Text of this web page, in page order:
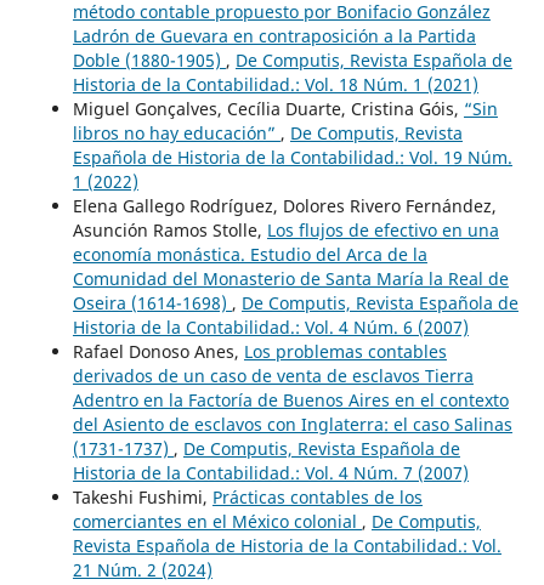
método contable propuesto por Bonifacio González
Ladrón de Guevara en contraposición a la Partida
Doble (1880-1905) , De Computis, Revista Española de
Historia de la Contabilidad.: Vol. 18 Núm. 1 (2021)
Miguel Gonçalves, Cecília Duarte, Cristina Góis, “Sin
libros no hay educación” , De Computis, Revista
Española de Historia de la Contabilidad.: Vol. 19 Núm.
1 (2022)
Elena Gallego Rodríguez, Dolores Rivero Fernández,
Asunción Ramos Stolle, Los flujos de efectivo en una
economía monástica. Estudio del Arca de la
Comunidad del Monasterio de Santa María la Real de
Oseira (1614-1698) , De Computis, Revista Española de
Historia de la Contabilidad.: Vol. 4 Núm. 6 (2007)
Rafael Donoso Anes, Los problemas contables
derivados de un caso de venta de esclavos Tierra
Adentro en la Factoría de Buenos Aires en el contexto
del Asiento de esclavos con Inglaterra: el caso Salinas
(1731-1737) , De Computis, Revista Española de
Historia de la Contabilidad.: Vol. 4 Núm. 7 (2007)
Takeshi Fushimi, Prácticas contables de los
comerciantes en el México colonial , De Computis,
Revista Española de Historia de la Contabilidad.: Vol.
21 Núm. 2 (2024)